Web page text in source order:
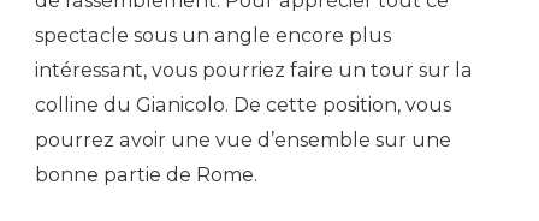
spectacle sous un angle encore plus
intéressant, vous pourriez faire un tour sur la
colline du Gianicolo. De cette position, vous
pourrez avoir une vue d’ensemble sur une
bonne partie de Rome.